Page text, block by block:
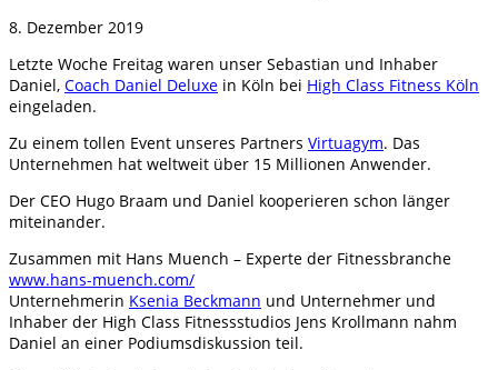
8. Dezember 2019
Letzte Woche Freitag waren unser Sebastian und Inhaber
Daniel, Coach Daniel Deluxe in Köln bei High Class Fitness Köln
eingeladen.
Zu einem tollen Event unseres Partners Virtuagym. Das
Unternehmen hat weltweit über 15 Millionen Anwender.
Der CEO Hugo Braam und Daniel kooperieren schon länger
miteinander.
Zusammen mit Hans Muench – Experte der Fitnessbranche
www.hans-muench.com/
Unternehmerin Ksenia Beckmann und Unternehmer und
Inhaber der High Class Fitnessstudios Jens Krollmann nahm
Daniel an einer Podiumsdiskussion teil.